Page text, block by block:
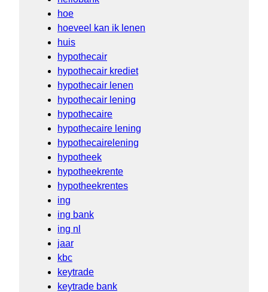
hoe
hoeveel kan ik lenen
huis
hypothecair
hypothecair krediet
hypothecair lenen
hypothecair lening
hypothecaire
hypothecaire lening
hypothecairelening
hypotheek
hypotheekrente
hypotheekrentes
ing
ing bank
ing nl
jaar
kbc
keytrade
keytrade bank